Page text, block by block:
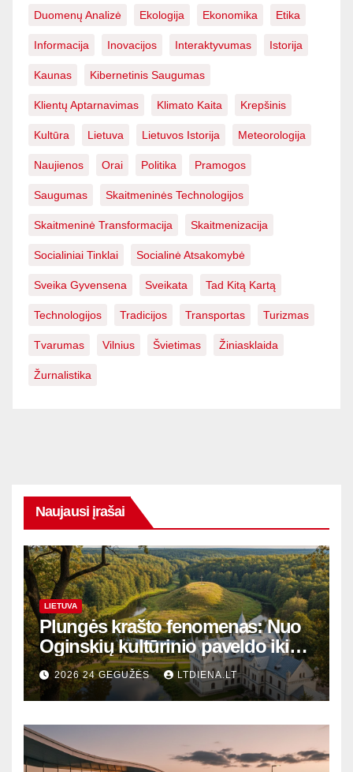
Duomenų Analizė Ekologija Ekonomika Etika
Informacija Inovacijos Interaktyvumas Istorija
Kaunas Kibernetinis Saugumas
Klientų Aptarnavimas Klimato Kaita Krepšinis
Kultūra Lietuva Lietuvos Istorija Meteorologija
Naujienos Orai Politika Pramogos
Saugumas Skaitmeninės Technologijos
Skaitmeninė Transformacija Skaitmenizacija
Socialiniai Tinklai Socialinė Atsakomybė
Sveika Gyvensena Sveikata Tad Kitą Kartą
Technologijos Tradicijos Transportas Turizmas
Tvarumas Vilnius Švietimas Žiniasklaida
Žurnalistika
Naujausi įrašai
LIETUVA
Plungės krašto fenomenas: Nuo
Oginskių kultūrinio paveldo iki
Žemaitijos gamtos perlų
2026 24 GEGUŽĖS LTDIENA.LT